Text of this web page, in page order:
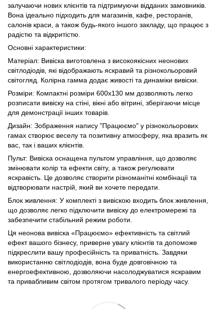
залучаючи нових клієнтів та підтримуючи відданих замовників.
Вона ідеально підходить для магазинів, кафе, ресторанів,
салонів краси, а також будь-якого іншого закладу, що працює з
радістю та відкритістю.
Основні характеристики:
Матеріал: Вивіска виготовлена ​​з високоякісних неонових
світлодіодів, які відображають яскравий та різнокольоровий
світогляд. Колірна гамма додає живості та динаміки вивіски.
Розміри: Компактні розміри 600х130 мм дозволяють легко
розписати вивіску на стіні, вікні або вітрині, зберігаючи місце
для демонстрації інших товарів.
Дизайн: Зображення напису "Працюємо" у різнокольорових
гамах створює веселу та позитивну атмосферу, яка вразить як
вас, так і ваших клієнтів.
Пульт: Вивіска оснащена пультом управління, що дозволяє
змінювати колір та ефекти світу, а також регулювати
яскравість. Це дозволяє створити різноманітні комбінації та
відтворювати настрій, який ви хочете передати.
Блок живлення: У комплекті з вивіскою входить блок живлення,
що дозволяє легко підключити вивіску до електромережі та
забезпечити стабільний режим роботи.
Ця неонова вивіска «Працюємо» ефективність та світлий
ефект вашого бізнесу, приверне увагу клієнтів та допоможе
підкреслити вашу професійність та приватність. Завдяки
використанню світлодіодів, вона буде довговічною та
енергоефективною, дозволяючи насолоджуватися яскравим
та привабливим світом протягом тривалого періоду часу.